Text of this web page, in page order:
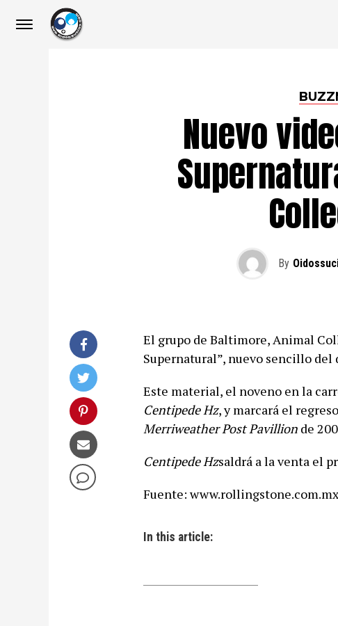
Nuevo
By
El grupo de Baltimore, Animal
Supernatural”, nuevo sencillo del
Este material, el noveno en la
Centipede Hz, y marcará el
Merriweather Post Pavillionde
Centipede Hzsaldrá a la venta el
Fuente: www.rollingstone.com.mx
In this article: